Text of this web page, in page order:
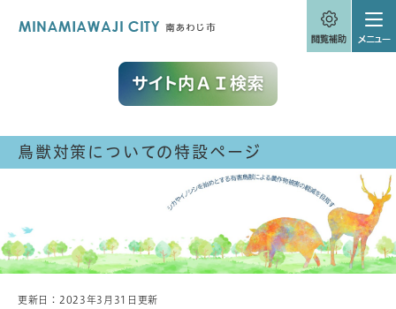
鳥獣対策についての特設ページ
本
更新日：2023年3月31日更新